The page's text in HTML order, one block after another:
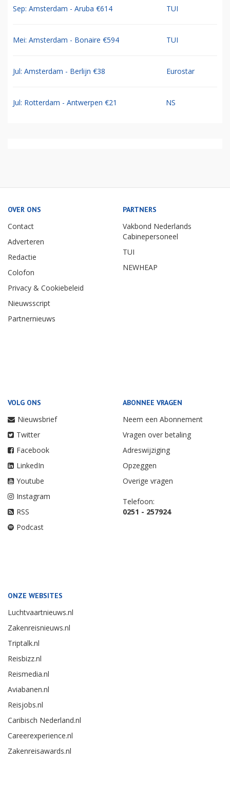
Sep: Amsterdam - Aruba €614 TUI
Mei: Amsterdam - Bonaire €594 TUI
Jul: Amsterdam - Berlijn €38 Eurostar
Jul: Rotterdam - Antwerpen €21 NS
OVER ONS
Contact
Adverteren
Redactie
Colofon
Privacy & Cookiebeleid
Nieuwsscript
Partnernieuws
PARTNERS
Vakbond Nederlands
Cabinepersoneel
TUI
NEWHEAP
VOLG ONS
Nieuwsbrief
Twitter
Facebook
LinkedIn
Youtube
Instagram
RSS
Podcast
ABONNEE VRAGEN
Neem een Abonnement
Vragen over betaling
Adreswijziging
Opzeggen
Overige vragen
Telefoon:
0251 - 257924
ONZE WEBSITES
Luchtvaartnieuws.nl
Zakenreisnieuws.nl
Triptalk.nl
Reisbizz.nl
Reismedia.nl
Aviabanen.nl
Reisjobs.nl
Caribisch Nederland.nl
Careerexperience.nl
Zakenreisawards.nl